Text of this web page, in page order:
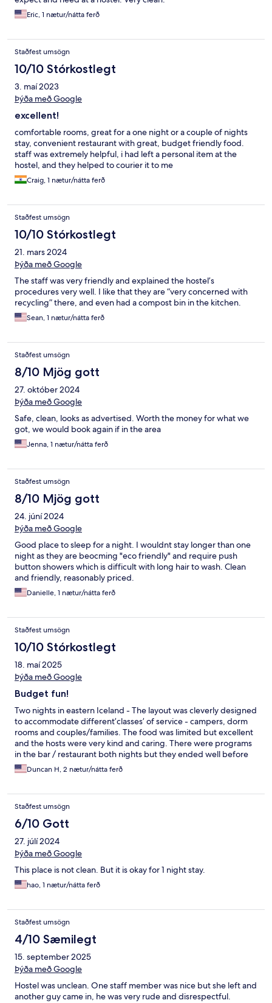
Eric, 1 nætur/nátta ferð
Staðfest umsögn
10/10 Stórkostlegt
3. maí 2023
Þýða með Google
excellent!
comfortable rooms, great for a one night or a couple of nights
stay, convenient restaurant with great, budget friendly food.
staff was extremely helpful, i had left a personal item at the
hostel, and they helped to courier it to me
Craig, 1 nætur/nátta ferð
Staðfest umsögn
10/10 Stórkostlegt
21. mars 2024
Þýða með Google
The staff was very friendly and explained the hostel’s
procedures very well. I like that they are “very concerned with
recycling” there, and even had a compost bin in the kitchen.
Sean, 1 nætur/nátta ferð
Staðfest umsögn
8/10 Mjög gott
27. október 2024
Þýða með Google
Safe, clean, looks as advertised. Worth the money for what we
got, we would book again if in the area
Jenna, 1 nætur/nátta ferð
Staðfest umsögn
8/10 Mjög gott
24. júní 2024
Þýða með Google
Good place to sleep for a night. I wouldnt stay longer than one
night as they are beocming "eco friendly" and require push
button showers which is difficult with long hair to wash. Clean
and friendly, reasonably priced.
Danielle, 1 nætur/nátta ferð
Staðfest umsögn
10/10 Stórkostlegt
18. maí 2025
Þýða með Google
Budget fun!
Two nights in eastern Iceland - The layout was cleverly designed
to accommodate different’classes’ of service - campers, dorm
rooms and couples/families. The food was limited but excellent
and the hosts were very kind and caring. There were programs
in the bar / restaurant both nights but they ended well before
bedtime and added to the fun. Highly recommended!
Duncan H, 2 nætur/nátta ferð
Staðfest umsögn
6/10 Gott
27. júlí 2024
Þýða með Google
This place is not clean. But it is okay for 1 night stay.
hao, 1 nætur/nátta ferð
Staðfest umsögn
4/10 Sæmilegt
15. september 2025
Þýða með Google
Hostel was unclean. One staff member was nice but she left and
another guy came in, he was very rude and disrespectful.